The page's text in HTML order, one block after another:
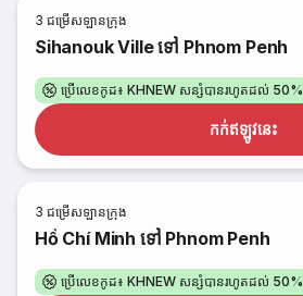
3 ជម្រើសឡានក្រុង
Sihanouk Ville ទៅ Phnom Penh
ប្រើលេខកូដ៖ KHNEW សន្សំបានរហូតដល់ 50%
កក់​ឥឡូវនេះ
3 ជម្រើសឡានក្រុង
Hồ Chí Minh ទៅ Phnom Penh
ប្រើលេខកូដ៖ KHNEW សន្សំបានរហូតដល់ 50%